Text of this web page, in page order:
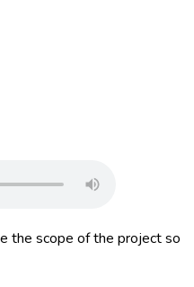
the scope of the project so